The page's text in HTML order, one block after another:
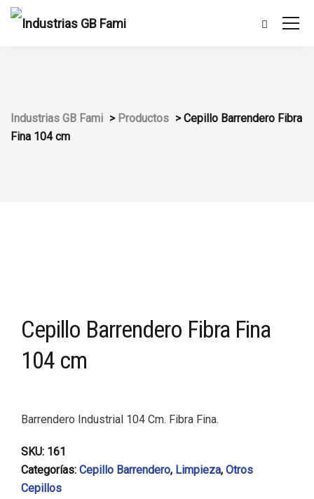
Industrias GB Fami > Productos >Cepillo Barrendero Fibra
Fina 104 cm
Cepillo Barrendero Fibra Fina
104 cm
Barrendero Industrial 104 Cm. Fibra Fina.
SKU: 161
Categorías: Cepillo Barrendero, Limpieza, Otros
Cepillos